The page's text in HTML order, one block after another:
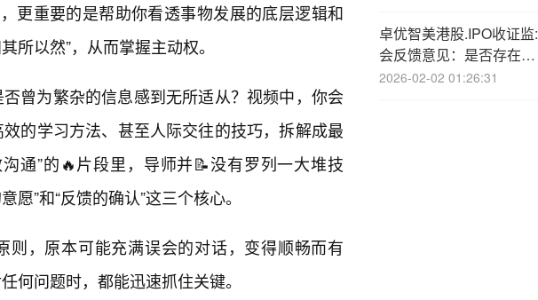
更重要的是帮助你看透事物发展的底层逻辑和
所以然”，从而掌握主动权。
曾为繁杂的信息感到无所适从？视频中，你会
的学习方法、甚至人际交往的技巧，拆解成最
通”的🔥片段里，导师并📝没有罗列一大堆技
愿”和“反馈的确认”这三个核心。
则，原本可能充满误会的对话，变得顺畅而有
何问题时，都能迅速抓住关键。
卓优智美港股.IPO收证监:
会反馈意见：是否存在股
份代持，校外培训合规
2026-02-02 01:26:31